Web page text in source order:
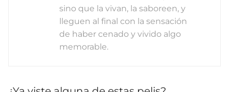
sino que la vivan, la saboreen, y
lleguen al final con la sensación
de haber cenado y vivido algo
memorable.